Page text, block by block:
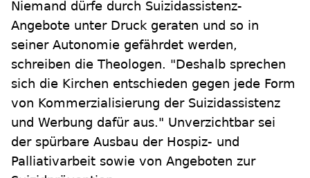
Niemand dürfe durch Suizidassistenz-
Angebote unter Druck geraten und so in
seiner Autonomie gefährdet werden,
schreiben die Theologen. "Deshalb sprechen
sich die Kirchen entschieden gegen jede Form
von Kommerzialisierung der Suizidassistenz
und Werbung dafür aus." Unverzichtbar sei
der spürbare Ausbau der Hospiz- und
Palliativarbeit sowie von Angeboten zur